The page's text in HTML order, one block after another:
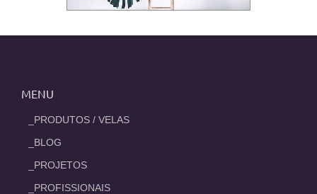
MENU
_PRODUTOS / VELAS
_BLOG
_PROJETOS
_PROFISSIONAIS